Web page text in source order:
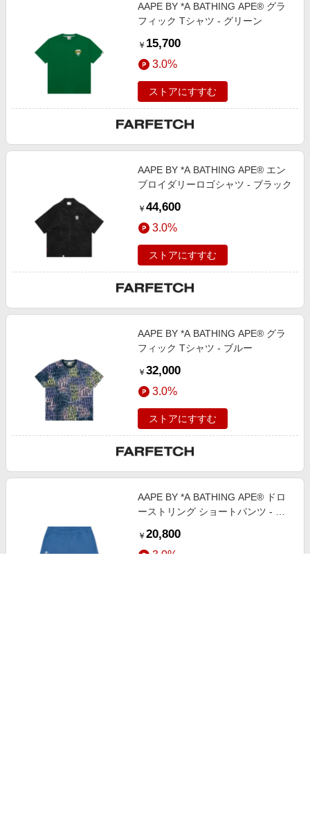
AAPE BY *A BATHING APE® グラ
フィック Tシャツ - グリーン
￥ 15,700
3.0%
ストアにすすむ
AAPE BY *A BATHING APE® エン
ブロイダリーロゴシャツ - ブラック
￥ 44,600
3.0%
ストアにすすむ
AAPE BY *A BATHING APE® グラ
フィック Tシャツ - ブルー
￥ 32,000
3.0%
ストアにすすむ
AAPE BY *A BATHING APE® ドロ
ーストリング ショートパンツ - ブ
￥ 20,800
3.0%